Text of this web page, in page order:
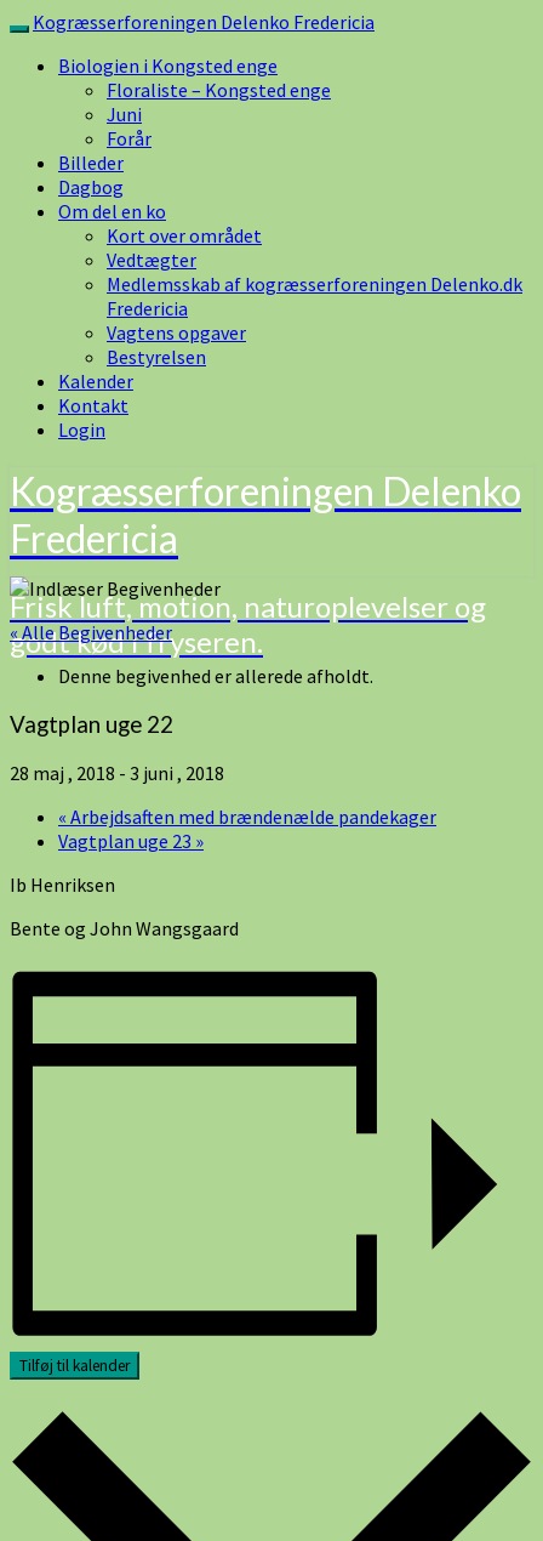
Skip
content
Toggle
navigation
Kogræsserforeningen Delenko Fredericia
Biologien i Kongsted enge
Floraliste – Kongsted enge
Juni
Forår
Billeder
Dagbog
Om del en ko
Kort over området
Vedtægter
Medlemsskab af kogræsserforeningen Delenko.dk
Fredericia
Vagtens opgaver
Bestyrelsen
Kalender
Kontakt
Login
Kogræsserforeningen Delenko
Fredericia
Frisk luft, motion, naturoplevelser og
godt kød i fryseren.
« Alle Begivenheder
Denne begivenhed er allerede afholdt.
Vagtplan uge 22
28 maj , 2018 - 3 juni , 2018
« Arbejdsaften med brændenælde pandekager
Vagtplan uge 23 »
Ib Henriksen
Bente og John Wangsgaard
Tilføj til kalender